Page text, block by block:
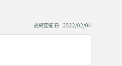
最終更新日 : 2022/02/04